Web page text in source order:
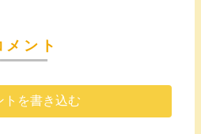
メント
トを書き込む